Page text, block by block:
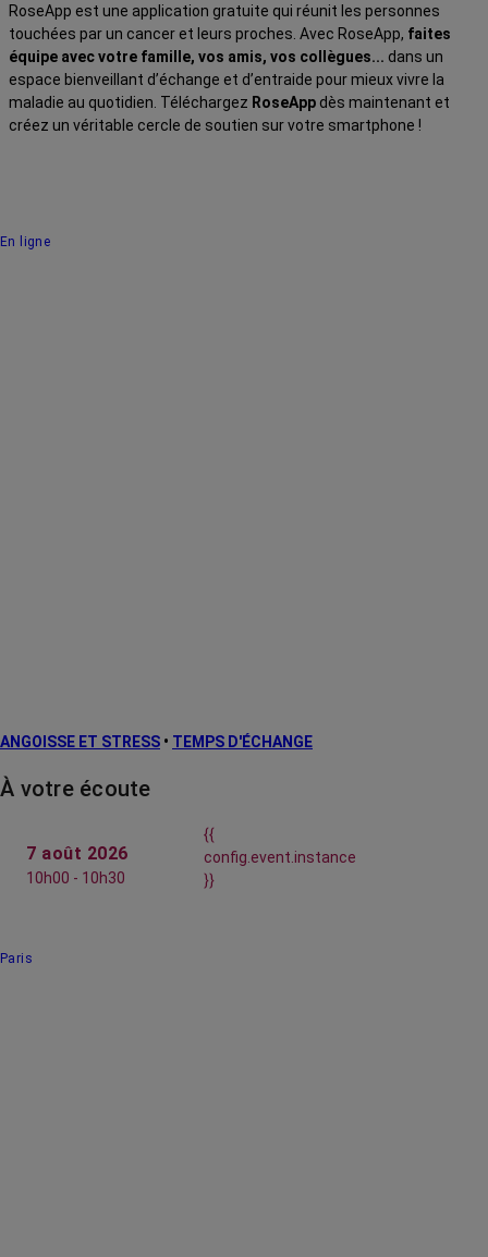
RoseApp est une application gratuite qui réunit les personnes
touchées par un cancer et leurs proches. Avec RoseApp, faites
équipe avec votre famille, vos amis, vos collègues... dans un
espace bienveillant d’échange et d’entraide pour mieux vivre la
maladie au quotidien. Téléchargez RoseApp dès maintenant et
créez un véritable cercle de soutien sur votre smartphone !
En ligne
ANGOISSE ET STRESS • TEMPS D'ÉCHANGE
À votre écoute
7 août 2026
10h00 - 10h30
{{
config.event.instance
}}
Paris